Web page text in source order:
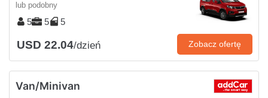
lub podobny
5 5 5
USD 22.04/dzień Zobacz ofertę
Van/Minivan